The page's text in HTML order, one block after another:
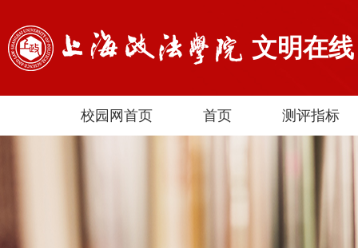
文明在线
校园网首页 首页 测评指标